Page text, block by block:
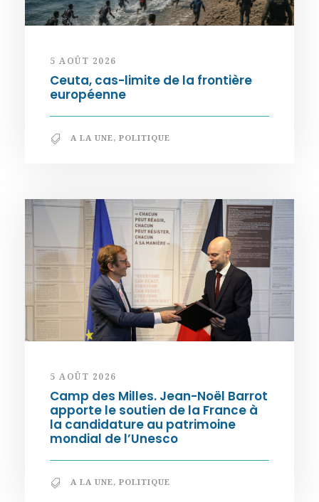
5 AOÛT 2026
Ceuta, cas-limite de la frontière
européenne
A LA UNE, POLITIQUE
5 AOÛT 2026
Camp des Milles. Jean-Noël Barrot
apporte le soutien de la France à
la candidature au patrimoine
mondial de l’Unesco
A LA UNE, POLITIQUE